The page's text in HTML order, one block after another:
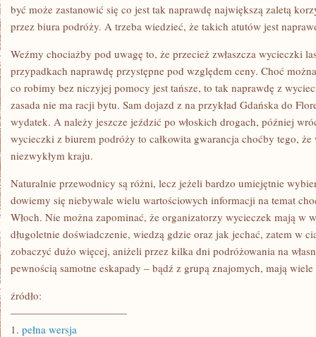
być może zastanowić się co jest tak naprawdę największą zaletą
przez biura podróży. A trzeba wiedzieć, że takich atutów jest
Weźmy chociażby pod uwagę to, że przecież zwłaszcza wycieczki
przypadkach naprawdę przystępne pod względem ceny. Choć
co robimy bez niczyjej pomocy jest tańsze, to tak naprawdę z
zasada nie ma racji bytu. Sam dojazd z na przykład Gdańska do
wydatek. A należy jeszcze jeździć po włoskich drogach, później
wycieczki z biurem podróży to całkowita gwarancja choćby tego,
niezwykłym kraju.
Naturalnie przewodnicy są różni, lecz jeżeli bardzo umiejętnie
dowiemy się niebywale wielu wartościowych informacji na temat
Włoch. Nie można zapominać, że organizatorzy wycieczek mają w
długoletnie doświadczenie, wiedzą gdzie oraz jak jechać, zatem w
zobaczyć dużo więcej, aniżeli przez kilka dni podróżowania na
pewnością samotne eskapady – bądź z grupą znajomych, mają
źródło:
———————————
1. pełna wersja